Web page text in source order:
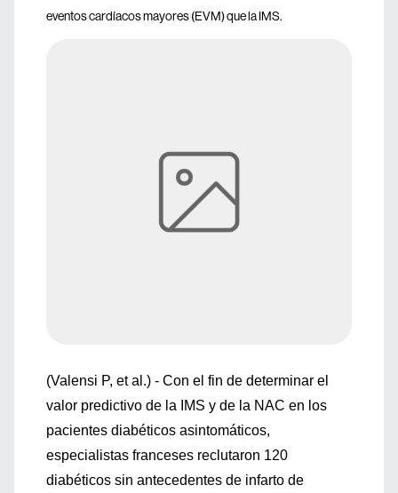
eventos cardíacos mayores (EVM) que la IMS.
(Valensi P, et al.) - Con el fin de determinar el
valor predictivo de la IMS y de la NAC en los
pacientes diabéticos asintomáticos,
especialistas franceses reclutaron 120
diabéticos sin antecedentes de infarto de